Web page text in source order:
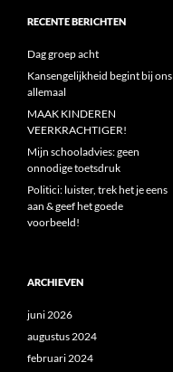
RECENTE BERICHTEN
Dag groep acht
Kansengelijkheid begint bij ons
allemaal
MAAK KINDEREN
VEERKRACHTIGER!
Mijn schooladvies: geen
onnodige toetsdruk
Politici: luister, trek het je eens
aan & geef het goede
voorbeeld!
ARCHIEVEN
juni 2026
augustus 2024
februari 2024